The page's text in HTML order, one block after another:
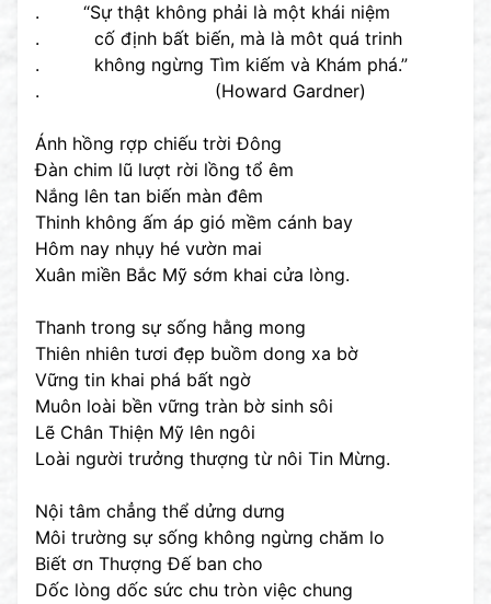
. “Sự thật không phải là một khái niệm
. cố định bất biến, mà là môt quá trinh
. không ngừng Tìm kiếm và Khám phá.”
. (Howard Gardner)
Ánh hồng rợp chiếu trời Đông
Đàn chim lũ lượt rời lồng tổ êm
Nắng lên tan biến màn đêm
Thinh không ấm áp gió mềm cánh bay
Hôm nay nhụy hé vườn mai
Xuân miền Bắc Mỹ sớm khai cửa lòng.
Thanh trong sự sống hằng mong
Thiên nhiên tươi đẹp buồm dong xa bờ
Vững tin khai phá bất ngờ
Muôn loài bền vững tràn bờ sinh sôi
Lẽ Chân Thiện Mỹ lên ngôi
Loài người trưởng thượng từ nôi Tin Mừng.
Nội tâm chẳng thể dửng dưng
Môi trường sự sống không ngừng chăm lo
Biết ơn Thượng Đế ban cho
Dốc lòng dốc sức chu tròn việc chung